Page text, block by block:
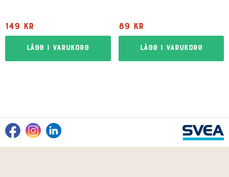
149 kr
Lägg i varukorg
89 kr
Lägg i varukorg